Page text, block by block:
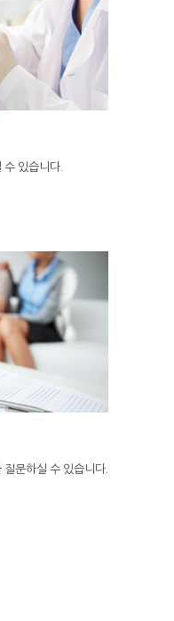
있습니다.
문하실 수 있습니다.